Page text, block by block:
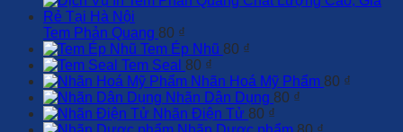
Tem Phản Quang 80 ₫
Tem Ép Nhũ 80 ₫
Tem Seal 80 ₫
Nhãn Hoá Mỹ Phẩm 80 ₫
Nhãn Dân Dụng 80 ₫
Nhãn Điện Tử 80 ₫